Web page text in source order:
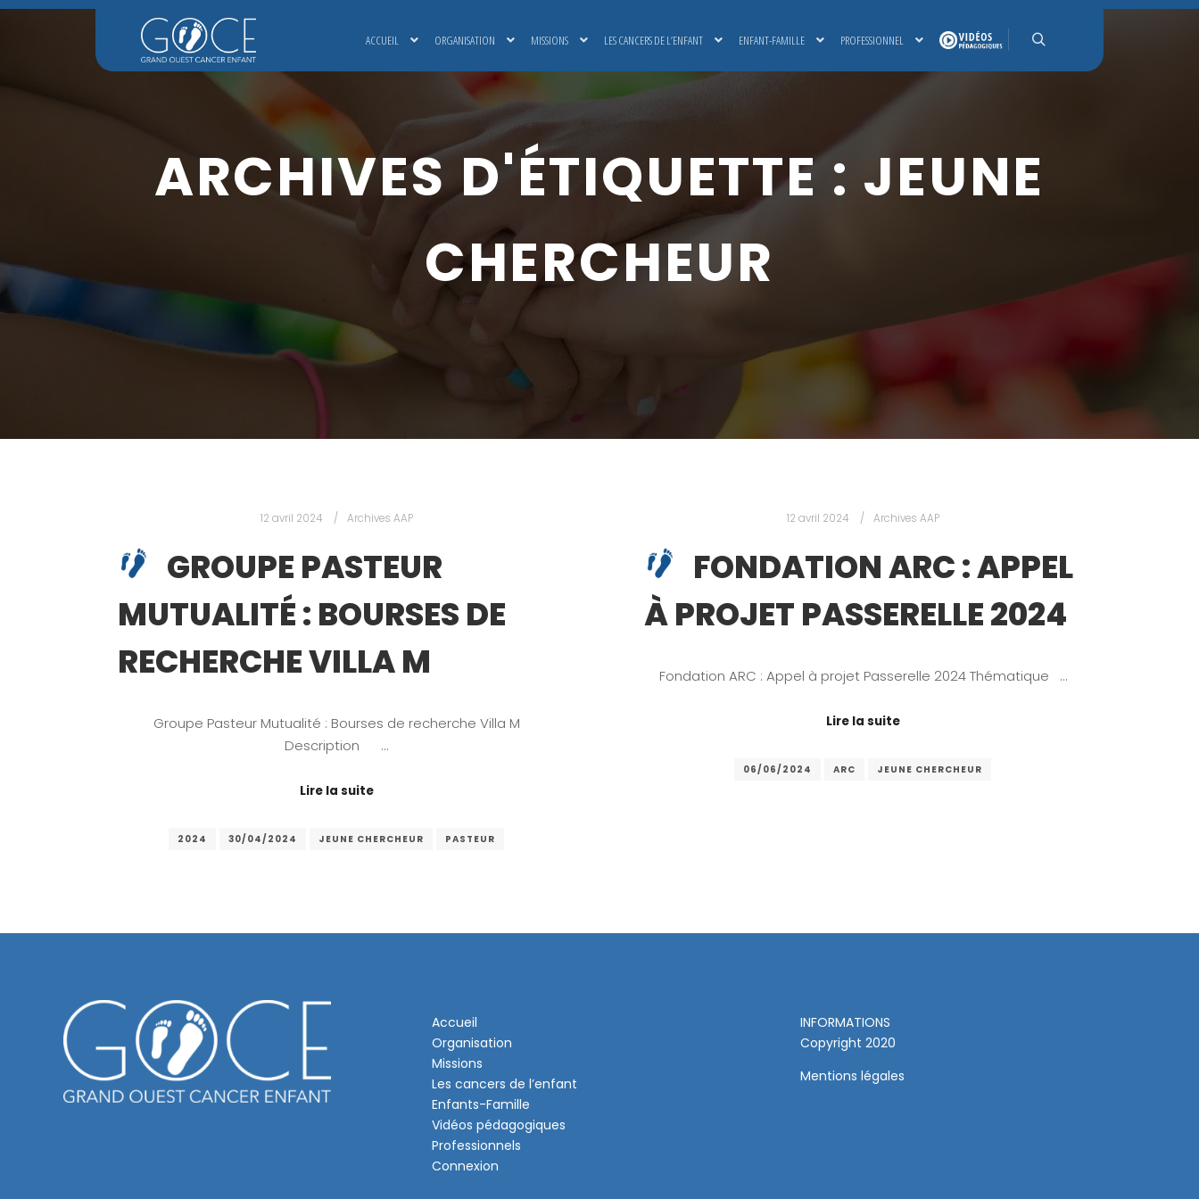
ACCUEIL ORGANISATION MISSIONS LES CANCERS DE L’ENFANT ENFANT-FAMILLE PROFESSIONNEL
Rechercher
ARCHIVES D'ÉTIQUETTE : JEUNE
CHERCHEUR
12 avril 2024 Archives AAP
GROUPE PASTEUR
MUTUALITÉ : BOURSES DE
RECHERCHE VILLA M
Groupe Pasteur Mutualité : Bourses de recherche Villa M
Description …
Lire la suite
2024 30/04/2024 JEUNE CHERCHEUR PASTEUR
12 avril 2024 Archives AAP
FONDATION ARC : APPEL
À PROJET PASSERELLE 2024
Fondation ARC : Appel à projet Passerelle 2024 Thématique …
Lire la suite
06/06/2024 ARC JEUNE CHERCHEUR
Accueil
Organisation
Missions
Les cancers de l’enfant
Enfants-Famille
Vidéos pédagogiques
Professionnels
Connexion
INFORMATIONS
Copyright 2020
Mentions légales